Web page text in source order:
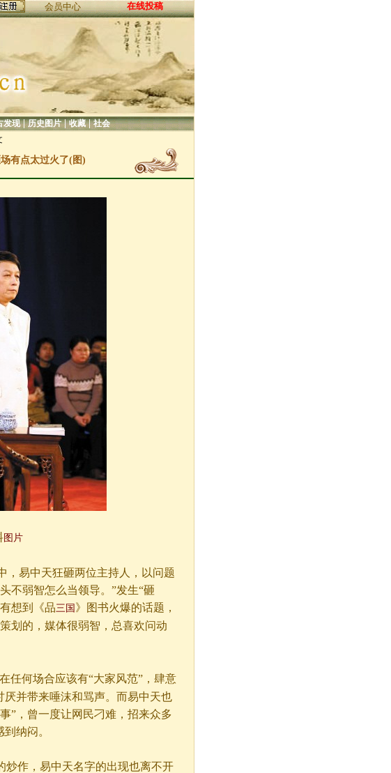
会员中心 在线投稿
发现|历史图片|收藏|社会
有点太过火了(图)
图片
，易中天狂砸两位主持人，以问题
不弱智怎么当领导。”发生“砸
想到《品三国 》图书火爆的话题，
划的，媒体很弱智，总喜欢问动
在任何场合应该有“大家风范”，肆意
厌并带来唾沫和骂声。而易中天也
”，曾一度让网民刁难，招来众多
纳闷。
作，易中天名字的出现也离不开